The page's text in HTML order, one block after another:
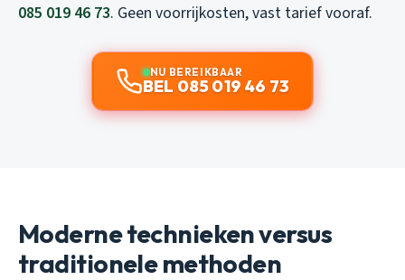
085 019 46 73. Geen voorrijkosten, vast tarief vooraf.
NU BEREIKBAAR
BEL 085 019 46 73
Moderne technieken versus
traditionele methoden